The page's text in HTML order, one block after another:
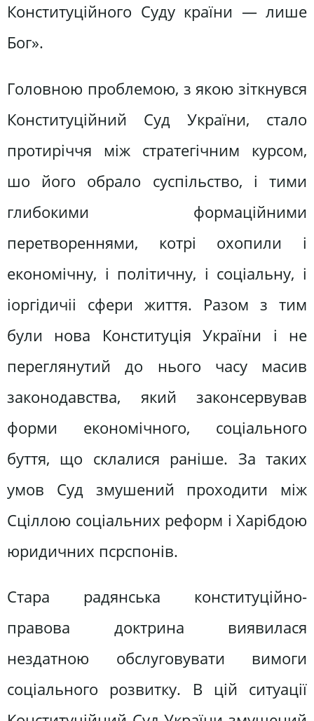
Конституційного Суду країни — лише
Бог».
Головною проблемою, з якою зіткнувся
Конституційний Суд України, стало
протиріччя між стратегічним курсом,
шо його обрало суспільство, і тими
глибокими формаційними
перетвореннями, котрі охопили і
економічну, і політичну, і соціальну, і
іоргідичіі сфери життя. Разом з тим
були нова Конституція України і не
переглянутий до нього часу масив
законодавства, який законсервував
форми економічного, соціального
буття, що склалися раніше. За таких
умов Суд змушений проходити між
Сціллою соціальних реформ і Харібдою
юридичних псрспонів.
Стара радянська конституційно-
правова доктрина виявилася
нездатною обслуговувати вимоги
соціального розвитку. В цій ситуації